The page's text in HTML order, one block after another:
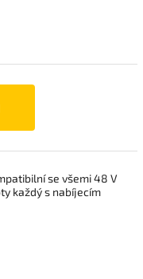
se všemi 48 V
každý s nabíjecím